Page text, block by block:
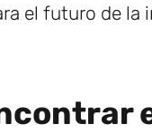
el futuro de